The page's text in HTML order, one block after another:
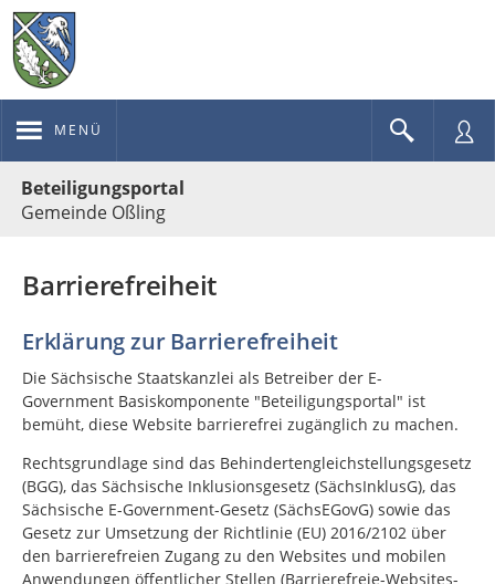
MENÜ
Beteiligungsportal
Gemeinde Oßling
Barrierefreiheit
Erklärung zur Barrierefreiheit
Die Sächsische Staatskanzlei als Betreiber der E-
Government Basiskomponente "Beteiligungsportal" ist
bemüht, diese Website barrierefrei zugänglich zu machen.
Rechtsgrundlage sind das Behindertengleichstellungsgesetz
(BGG), das Sächsische Inklusionsgesetz (SächsInklusG), das
Sächsische E-Government-Gesetz (SächsEGovG) sowie das
Gesetz zur Umsetzung der Richtlinie (EU) 2016/2102 über
den barrierefreien Zugang zu den Websites und mobilen
Anwendungen öffentlicher Stellen (Barrierefreie-Websites-